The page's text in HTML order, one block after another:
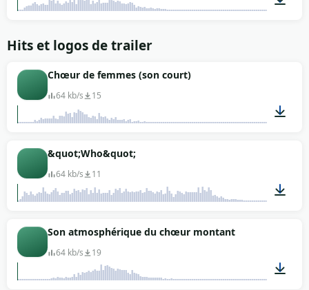
Hits et logos de trailer
Chœur de femmes (son court)
64 kb/s 15
&quot;Who&quot;
64 kb/s 11
Son atmosphérique du chœur montant
64 kb/s 19